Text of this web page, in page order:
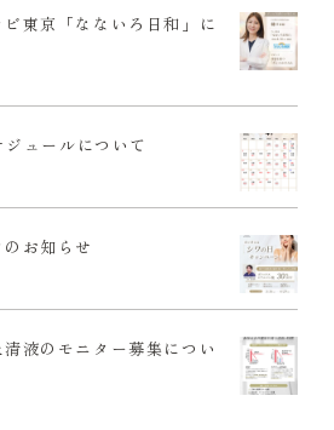
東京「なないろ日和」に
ュールについて
お知らせ
液のモニター募集につい